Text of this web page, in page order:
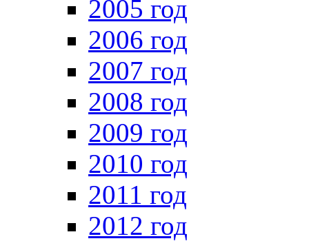
2005 год
2006 год
2007 год
2008 год
2009 год
2010 год
2011 год
2012 год